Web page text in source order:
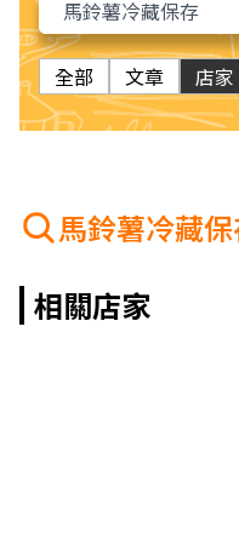
全部 文章 店家
馬鈴薯冷藏
相關店家